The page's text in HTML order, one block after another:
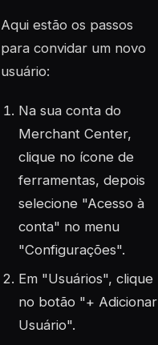
Aqui estão os passos
para convidar um novo
usuário:
Na sua conta do
Merchant Center,
clique no ícone de
ferramentas, depois
selecione "Acesso à
conta" no menu
"Configurações".
Em "Usuários", clique
no botão "+ Adicionar
Usuário".